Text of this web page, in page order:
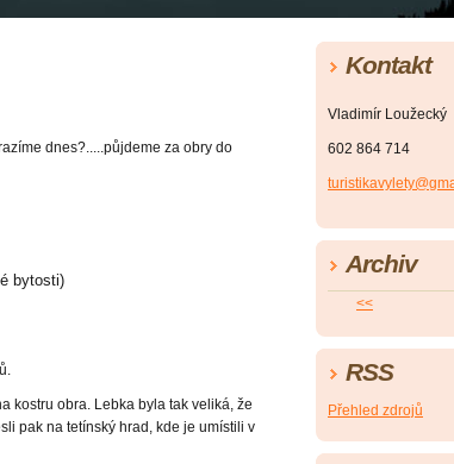
dnes?.....půjdeme za obry do
bytosti)
kostru obra. Lebka byla tak veliká, že
pak na tetínský hrad, kde je umístili v
Kontakt
Vladimír Loužecký
602 864 714
Archiv
<<
RSS
Přehled zdrojů